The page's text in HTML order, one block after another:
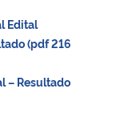
Edital
(pdf 216
– Resultado